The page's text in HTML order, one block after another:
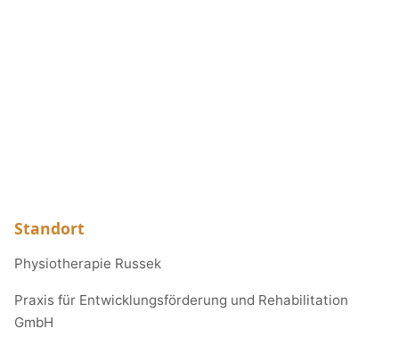
Standort
Physiotherapie Russek
Praxis für Entwicklungsförderung und Rehabilitation
GmbH